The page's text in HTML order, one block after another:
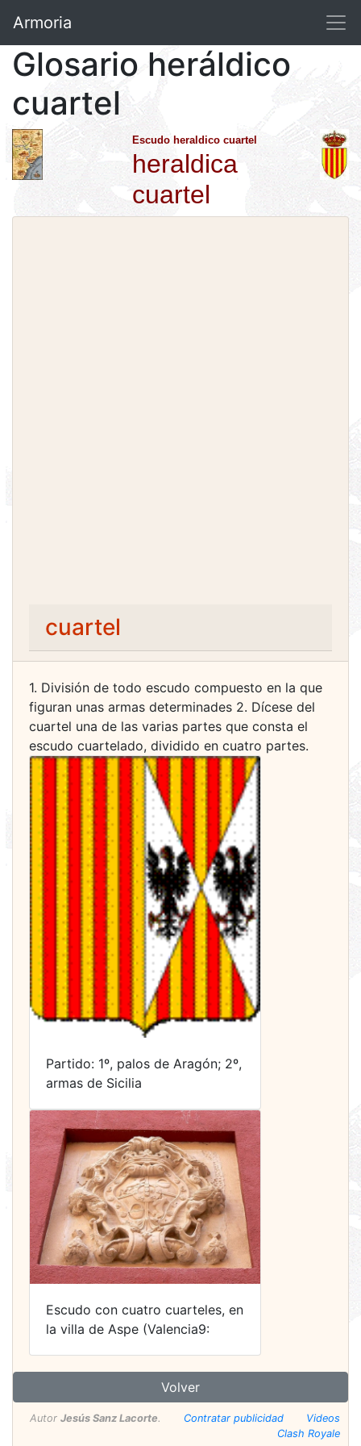
Armoria
Glosario heráldico
cuartel
Escudo heraldico cuartel
heraldica
cuartel
cuartel
1. División de todo escudo compuesto en la que
figuran unas armas determinades 2. Dícese del
cuartel una de las varias partes que consta el
escudo cuartelado, dividido en cuatro partes.
Partido: 1º, palos de Aragón; 2º,
armas de Sicilia
Escudo con cuatro cuarteles, en
la villa de Aspe (Valencia9:
Volver
Autor Jesús Sanz Lacorte. Contratar publicidad
Videos
Clash Royale